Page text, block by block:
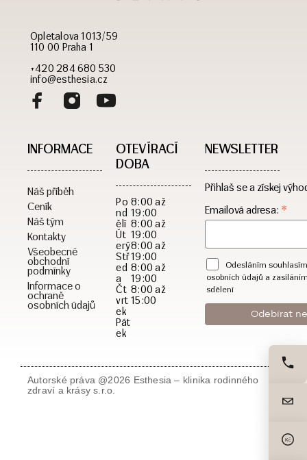
Opletalova 1013/59
110 00 Praha 1
+420 284 680 530
info@esthesia.cz
INFORMACE
Náš příběh
Ceník
Náš tým
Kontakty
Všeobecné
obchodní
podmínky
Informace o
ochraně
osobních údajů
OTEVÍRACÍ
DOBA​
Po
nd
ělí
Út
erý
Stř
ed
a
Čt
vrt
ek
Pát
ek
8:00 až
19:00
8:00 až
19:00
8:00 až
19:00
8:00 až
19:00
8:00 až
15:00
NEWSLETTER
Přihlaš se a získej
Emailová adresa: *
Odesláním
osobních údajů a
sdělení
Autorské práva @2026 Esthesia – klinika rodinného
zdraví a krásy s.r.o.
Kč